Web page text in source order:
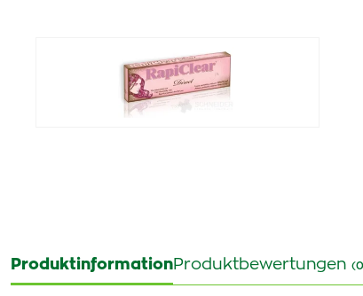
ProduktinformationProduktbewertungen